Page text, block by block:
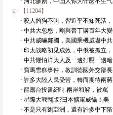
【11204】
· 咬人的狗不叫，習近平不知死活，
· 中共大忽悠，剛與普丁講百年大變
· 中共威嚇鄰國，美國乘機威嚇中共
· 印太战略初见成效，中俄被孤立，
· 中共懼怕洋大人及一邊打壓一邊暗
· 寶馬雪糕事件，教訓德國外交部長
· 許多大陸人民受苦，轉而期待兩蔣
· 龍應台投書紐時:兩岸和解，被罵
· 星際大戰翻版?日本擴軍威懾！美
· 不是只有劉亞洲，還有許多中下階